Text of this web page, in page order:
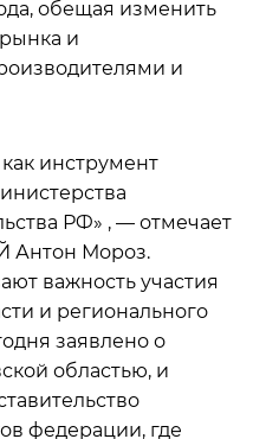
обещая изменить
и
и
инструмент
РФ» , — отмечает
Антон Мороз.
важность участия
и регионального
заявлено о
областью, и
федерации, где